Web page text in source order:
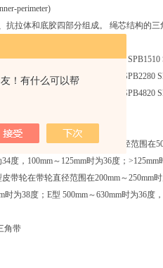
！有什么可以帮
perimeter)
拉体和底胶四部分组成。 绳芯结构的
SPB1400 SPB1410 SPB1500
SPB2150 SPB2180 SPB2240 SPB2280
SPB4560 SPB4600 SPB4750 SPB4820
SPB7500 SPB7610
数如下：O型皮带轮在带轮直径范围在
度，100mm～125mm时为36度；
带轮在带轮直径范围在200mm～250mm
为38度；E型 500mm～630mm时为36度，
角带